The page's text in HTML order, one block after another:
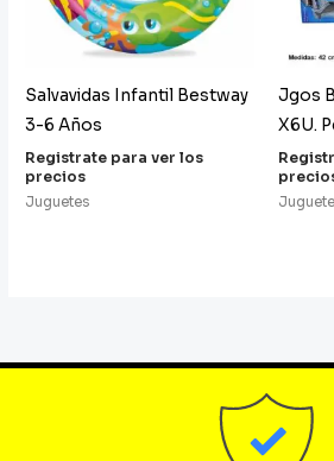
Salvavidas Infantil Bestway
3-6 Años
Registrate para ver los
precios
Juguetes
Jgos
X6U.